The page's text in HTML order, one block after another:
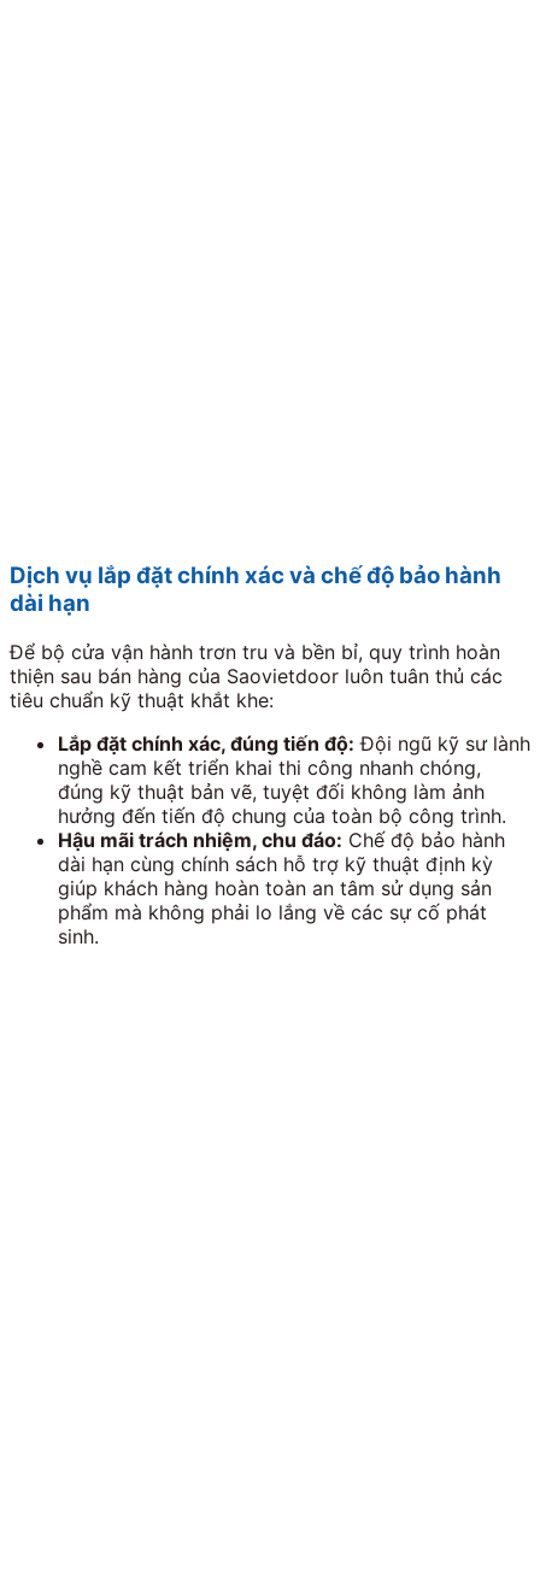
Dịch vụ lắp đặt chính xác và chế độ bảo hành
dài hạn
Để bộ cửa vận hành trơn tru và bền bỉ, quy trình hoàn
thiện sau bán hàng của Saovietdoor luôn tuân thủ các
tiêu chuẩn kỹ thuật khắt khe:
Lắp đặt chính xác, đúng tiến độ: Đội ngũ kỹ sư lành
nghề cam kết triển khai thi công nhanh chóng,
đúng kỹ thuật bản vẽ, tuyệt đối không làm ảnh
hưởng đến tiến độ chung của toàn bộ công trình.
Hậu mãi trách nhiệm, chu đáo: Chế độ bảo hành
dài hạn cùng chính sách hỗ trợ kỹ thuật định kỳ
giúp khách hàng hoàn toàn an tâm sử dụng sản
phẩm mà không phải lo lắng về các sự cố phát
sinh.